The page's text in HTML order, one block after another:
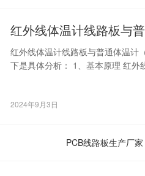
红外线体温计线路板与
红外线体温计线路板与普通体温计
下是具体分析： 1、基本原理 红外
2024年9月3日
PCB线路板生产厂家